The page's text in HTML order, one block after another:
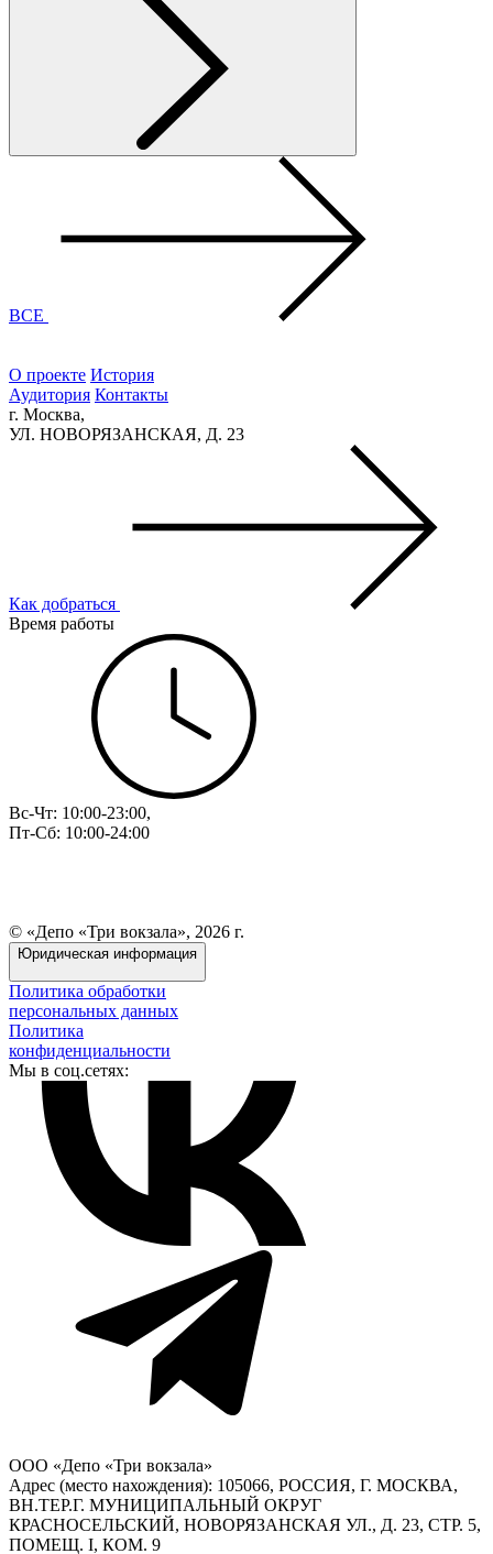
ВСЕ
О проекте История
Аудитория Контакты
г. Москва,
УЛ. НОВОРЯЗАНСКАЯ, Д. 23
Как добраться
Время работы
Вс-Чт: 10:00-23:00,
Пт-Сб: 10:00-24:00
© «Депо «Три вокзала», 2026 г.
Юридическая информация
Политика обработки
персональных данных
Политика
конфиденциальности
Мы в соц.сетях:
ООО «Депо «Три вокзала»
Адрес (место нахождения): 105066, РОССИЯ, Г. МОСКВА,
ВН.ТЕР.Г. МУНИЦИПАЛЬНЫЙ ОКРУГ
КРАСНОСЕЛЬСКИЙ, НОВОРЯЗАНСКАЯ УЛ., Д. 23, СТР. 5,
ПОМЕЩ. I, КОМ. 9